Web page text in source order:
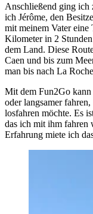
Anschließend ging ich
ich Jérôme, den
mit meinem Vater
Kilometer in 2
dem Land. Diese
Caen und bis zum
man bis nach La
Mit dem Fun2Go
oder langsamer
losfahren möchte. Es
das ich mit ihm fahren
Erfahrung miete ich